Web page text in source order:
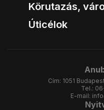
Körutazás,
Úticélok
Cím: 1051
Tel.:
E-mail: